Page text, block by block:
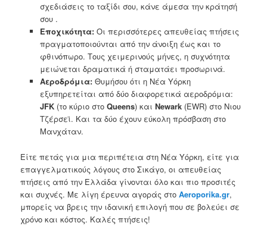
σχεδιάσεις το ταξίδι σου, κάνε άμεσα την κράτησή
σου .
Εποχικότητα:Οι περισσότερες απευθείας πτήσεις
πραγματοποιούνται από την άνοιξη έως και το
φθινόπωρο. Τους χειμερινούς μήνες, η συχνότητα
μειώνεται δραματικά ή σταματάει προσωρινά.
Αεροδρόμια:Θυμήσου ότι η Νέα Υόρκη
εξυπηρετείται από δύο διαφορετικά αεροδρόμια:
JFK (το κύριο στο Queens) και Newark (EWR) στο Νιου
Τζέρσεϊ. Και τα δύο έχουν εύκολη πρόσβαση στο
Μανχάταν.
Είτε πετάς για μια περιπέτεια στη Νέα Υόρκη, είτε για
επαγγελματικούς λόγους στο Σικάγο, οι απευθείας
πτήσεις από την Ελλάδα γίνονται όλο και πιο προσιτές
και συχνές. Με λίγη έρευνα αγοράς στοAeroporika.gr,
μπορείς να βρεις την ιδανική επιλογή που σε βολεύει σε
χρόνο και κόστος. Καλές πτήσεις!